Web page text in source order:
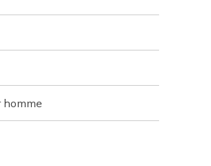
homme